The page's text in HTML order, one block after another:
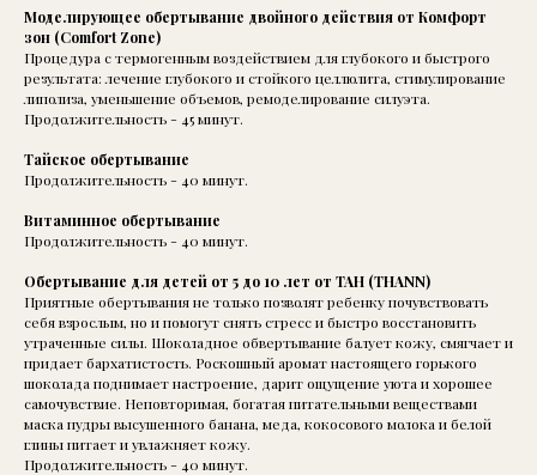
Моделирующее обертывание двойного действия от Комфорт
зон (Comfort Zone)
Процедура с термогенным воздействием для глубокого и быстрого
результата: лечение глубокого и стойкого целлюлита, стимулирование
липолиза, уменьшение объемов, ремоделирование силуэта.
Продолжительность - 45 минут.
Тайское обертывание
Продолжительность - 40 минут.
Витаминное обертывание
Продолжительность - 40 минут.
Обертывание для детей от 5 до 10 лет от ТАН (THANN)
Приятные обертывания не только позволят ребенку почувствовать
себя взрослым, но и помогут снять стресс и быстро восстановить
утраченные силы. Шоколадное обвертывание балует кожу, смягчает и
придает бархатистость. Роскошный аромат настоящего горького
шоколада поднимает настроение, дарит ощущение уюта и хорошее
самочувствие. Неповторимая, богатая питательными веществами
маска пудры высушенного банана, меда, кокосового молока и белой
глины питает и увлажняет кожу.
Продолжительность - 40 минут.